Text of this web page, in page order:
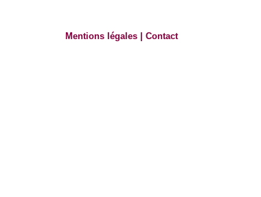
Mentions légales |Contact